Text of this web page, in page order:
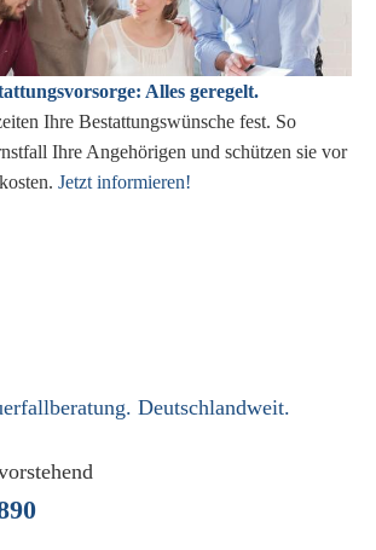
Alles geregelt.
Ihre Bestattungswünsche fest. So
Ihre Angehörigen und schützen sie vor
Jetzt informieren!
Deutschlandweit.